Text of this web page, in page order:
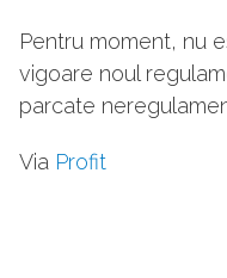
Pentru moment, nu
vigoare noul
parcate
Via Profit